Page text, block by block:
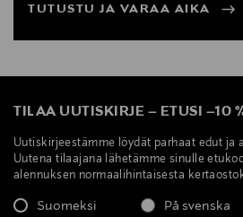
TUTUSTU JA VARAA AIKA
TILAA UUTISKIRJE – ETUSI –10
Uutiskirjeestämme löydät parhaat edut ja
Uutena tilaajana lähetämme sinulle
alennuksen normaalihintaisesta
Suomeksi På svenska